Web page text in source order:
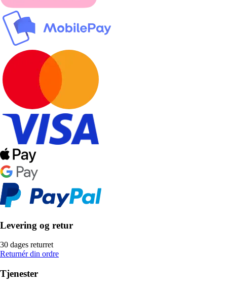
Levering og retur
30 dages returret
Returnér din ordre
Tjenester